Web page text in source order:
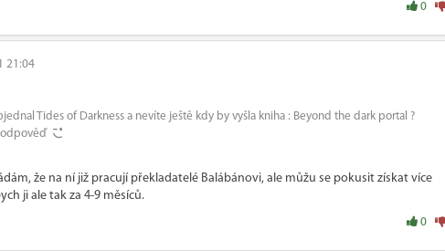
0
21:04
Tides of Darkness a nevíte ještě kdy by vyšla kniha : Beyond the dark portal ?
že na ní již pracují překladatelé Balábánovi, ale můžu se pokusit získat více
ji ale tak za 4-9 měsíců.
0